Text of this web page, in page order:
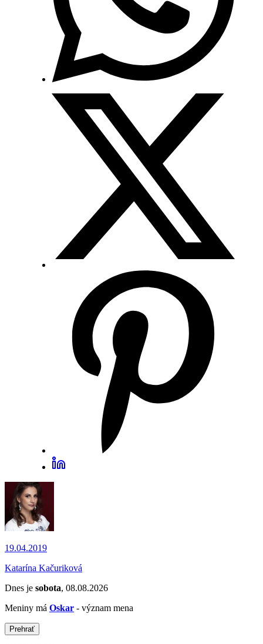
19.04.2019
Katarína Kačuriková
Dnes je sobota, 08.08.2026
Meniny má Oskar - význam mena
Prehrať